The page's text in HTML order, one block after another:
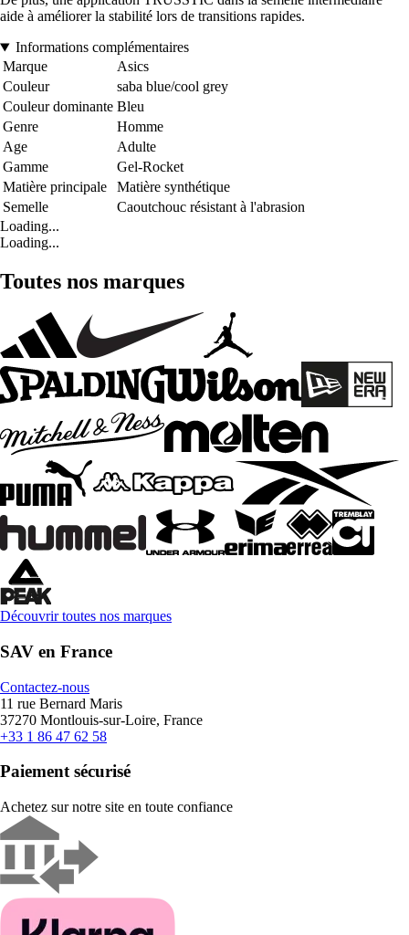
aide à améliorer la stabilité lors de transitions rapides.
Informations complémentaires
Marque
Asics
Couleur
saba blue/cool grey
Couleur dominante Bleu
Genre
Homme
Age
Adulte
Gamme
Gel-Rocket
Matière principale
Matière synthétique
Semelle
Caoutchouc résistant à l'abrasion
Loading...
Loading...
Toutes nos marques
Découvrir toutes nos marques
SAV en France
Contactez-nous
11 rue Bernard Maris
37270 Montlouis-sur-Loire, France
+33 1 86 47 62 58
Paiement sécurisé
Achetez sur notre site en toute confiance